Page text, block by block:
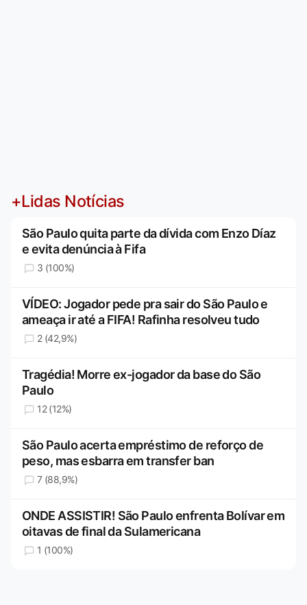
+Lidas Notícias
São Paulo quita parte da dívida com Enzo Díaz
e evita denúncia à Fifa
3 (100%)
VÍDEO: Jogador pede pra sair do São Paulo e
ameaça ir até a FIFA! Rafinha resolveu tudo
2 (42,9%)
Tragédia! Morre ex-jogador da base do São
Paulo
12 (12%)
São Paulo acerta empréstimo de reforço de
peso, mas esbarra em transfer ban
7 (88,9%)
ONDE ASSISTIR! São Paulo enfrenta Bolívar em
oitavas de final da Sulamericana
1 (100%)